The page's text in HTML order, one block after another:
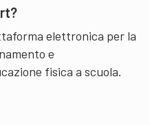
elettronica per la
e
fisica a scuola.